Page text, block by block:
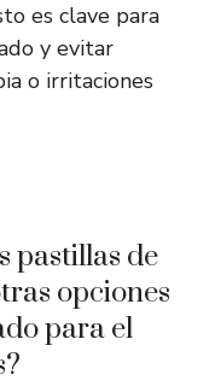
es clave para
y evitar
o irritaciones
pastillas de
opciones
para el